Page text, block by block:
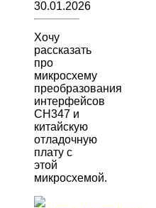
30.01.2026
Хочу
рассказать
про
микросхему
преобразования
интерфейсов
CH347 и
китайскую
отладочную
плату с
этой
микросхемой.